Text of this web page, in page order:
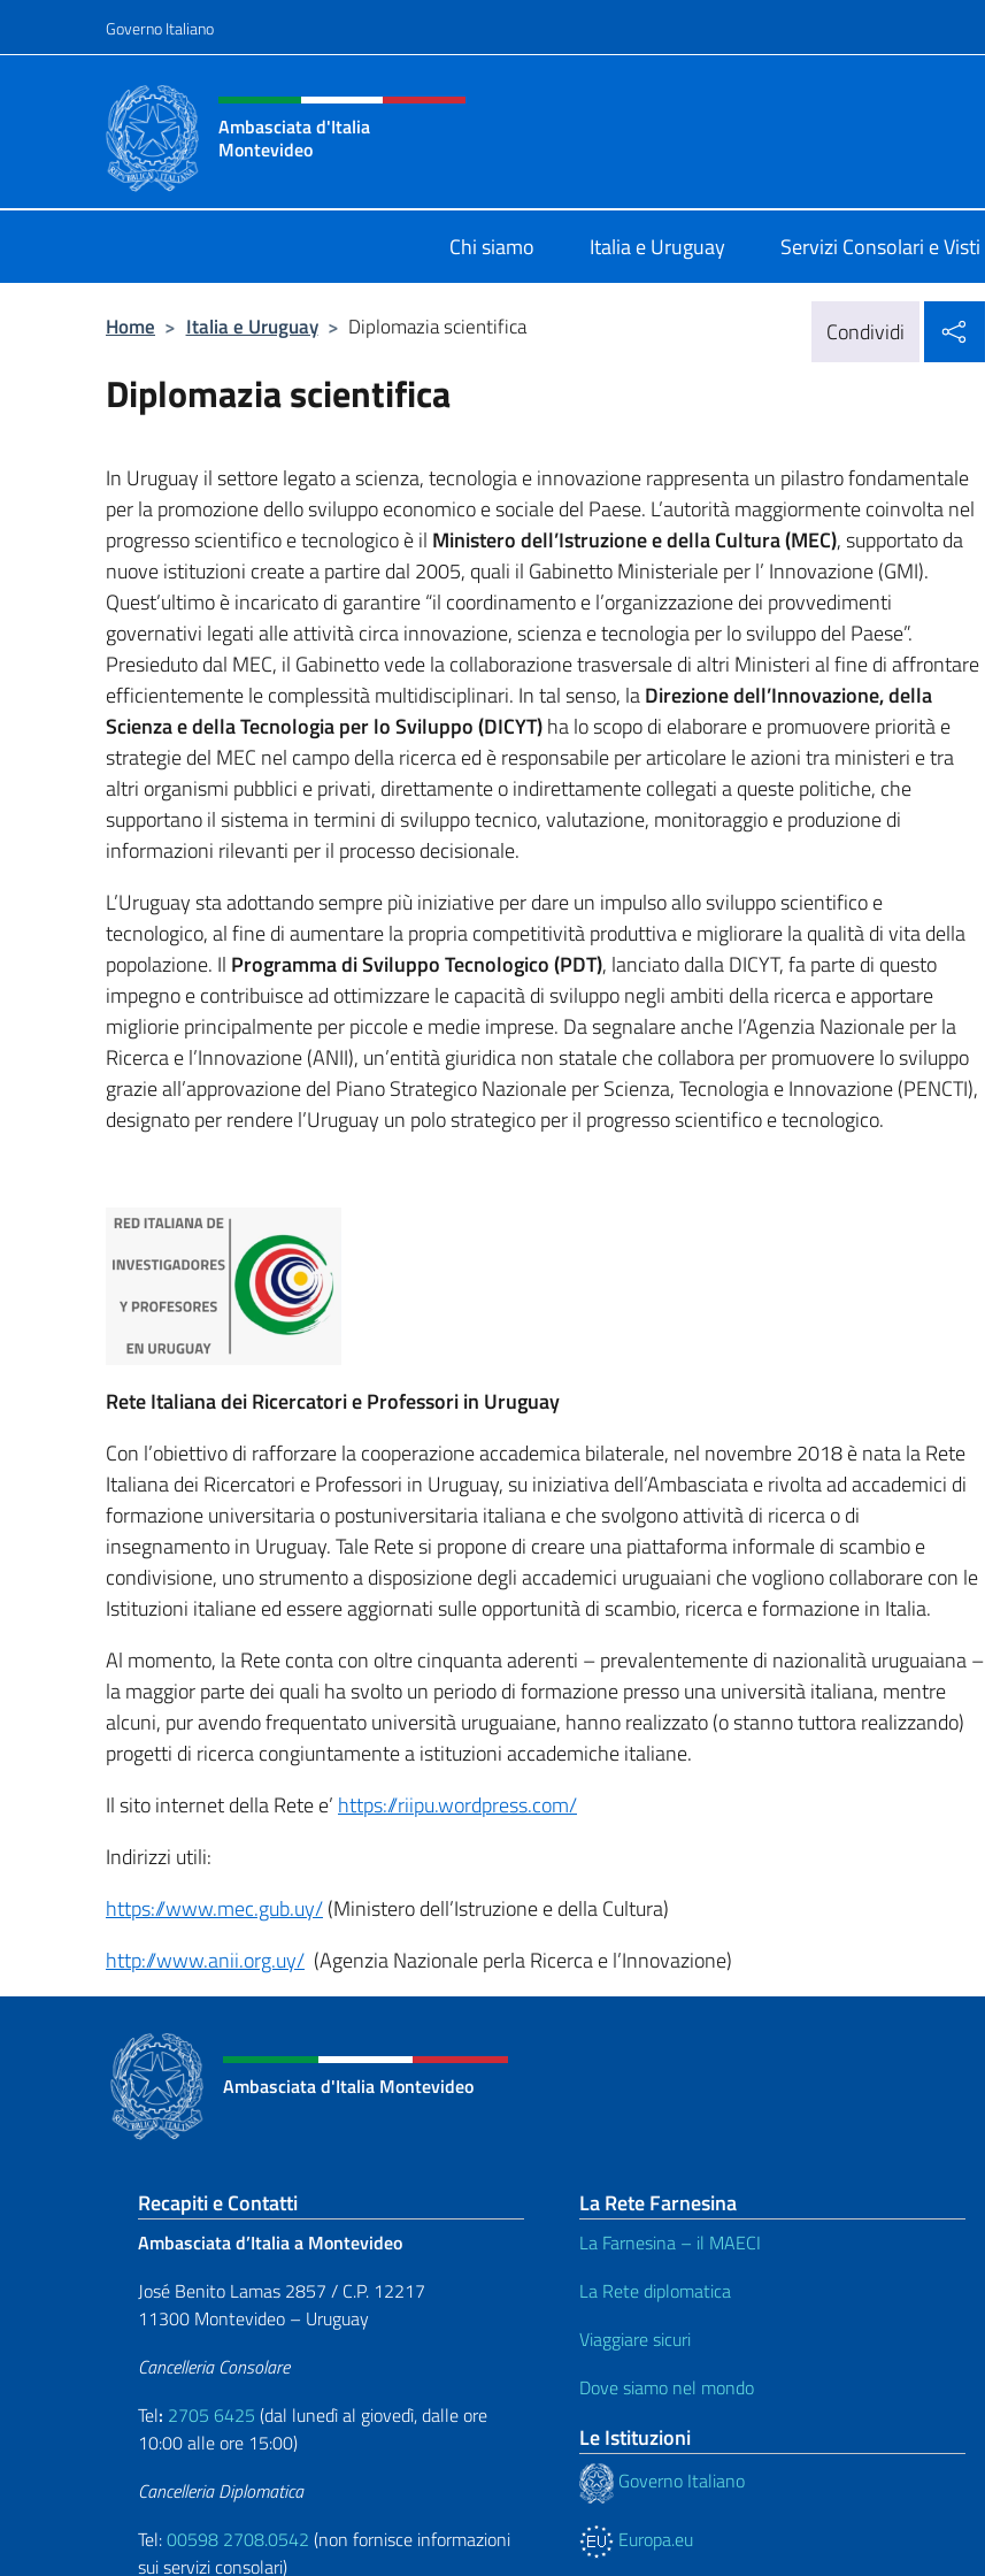
Governo Italiano
Intestazione sito, social e menù
Ambasciata d'Italia
Montevideo
Chi siamo Italia e Uruguay Servizi Consolari e Visti
Home > Italia e Uruguay > Diplomazia scientifica Condividi
Diplomazia scientifica
In Uruguay il settore legato a scienza, tecnologia e innovazione rappresenta un pilastro fondamentale
per la promozione dello sviluppo economico e sociale del Paese. L’autorità maggiormente coinvolta nel
progresso scientifico e tecnologico è il Ministero dell’Istruzione e della Cultura (MEC), supportato da
nuove istituzioni create a partire dal 2005, quali il Gabinetto Ministeriale per l’ Innovazione (GMI).
Quest’ultimo è incaricato di garantire “il coordinamento e l’organizzazione dei provvedimenti
governativi legati alle attività circa innovazione, scienza e tecnologia per lo sviluppo del Paese”.
Presieduto dal MEC, il Gabinetto vede la collaborazione trasversale di altri Ministeri al fine di affrontare
efficientemente le complessità multidisciplinari. In tal senso, laDirezione dell’Innovazione, della
Scienza e della Tecnologia per lo Sviluppo (DICYT)ha lo scopo di elaborare e promuovere priorità e
strategie del MEC nel campo della ricerca ed è responsabile per articolare le azioni tra ministeri e tra
altri organismi pubblici e privati, direttamente o indirettamente collegati a queste politiche, che
supportano il sistema in termini di sviluppo tecnico, valutazione, monitoraggio e produzione di
informazioni rilevanti per il processo decisionale.
L’Uruguay sta adottando sempre più iniziative per dare un impulso allo sviluppo scientifico e
tecnologico, al fine di aumentare la propria competitività produttiva e migliorare la qualità di vita della
popolazione. Il Programma di Sviluppo Tecnologico (PDT), lanciato dalla DICYT, fa parte di questo
impegno e contribuisce ad ottimizzare le capacità di sviluppo negli ambiti della ricerca e apportare
migliorie principalmente per piccole e medie imprese. Da segnalare anche l’Agenzia Nazionale per la
Ricerca e l’Innovazione (ANII), un’entità giuridica non statale che collabora per promuovere lo sviluppo
grazie all’approvazione del Piano Strategico Nazionale per Scienza, Tecnologia e Innovazione (PENCTI),
designato per rendere l’Uruguay un polo strategico per il progresso scientifico e tecnologico.
Rete Italiana dei Ricercatori e Professori in Uruguay
Con l’obiettivo di rafforzare la cooperazione accademica bilaterale, nel novembre 2018 è nata la Rete
Italiana dei Ricercatori e Professori in Uruguay, su iniziativa dell’Ambasciata e rivolta ad accademici di
formazione universitaria o postuniversitaria italiana e che svolgono attività di ricerca o di
insegnamento in Uruguay. Tale Rete si propone di creare una piattaforma informale di scambio e
condivisione, uno strumento a disposizione degli accademici uruguaiani che vogliono collaborare con le
Istituzioni italiane ed essere aggiornati sulle opportunità di scambio, ricerca e formazione in Italia.
Al momento, la Rete conta con oltre cinquanta aderenti – prevalentemente di nazionalità uruguaiana –
la maggior parte dei quali ha svolto un periodo di formazione presso una università italiana, mentre
alcuni, pur avendo frequentato università uruguaiane, hanno realizzato (o stanno tuttora realizzando)
progetti di ricerca congiuntamente a istituzioni accademiche italiane.
Il sito internet della Rete e’ https://riipu.wordpress.com/
Indirizzi utili:
https://www.mec.gub.uy/(Ministero dell’Istruzione e della Cultura)
http://www.anii.org.uy/ (Agenzia Nazionale perla Ricerca e l’Innovazione)
Ambasciata d'Italia Montevideo
Sezione footer
Recapiti e Contatti
Ambasciata d’Italia a Montevideo
José Benito Lamas 2857 / C.P. 12217
11300 Montevideo – Uruguay
Cancelleria Consolare
Tel: 2705 6425 (dal lunedì al giovedì, dalle ore
10:00 alle ore 15:00)
Cancelleria Diplomatica
Tel:00598 2708.0542 (non fornisce informazioni
sui servizi consolari)
La Rete Farnesina
La Farnesina – il MAECI
La Rete diplomatica
Viaggiare sicuri
Dove siamo nel mondo
Le Istituzioni
Governo Italiano
Europa.eu